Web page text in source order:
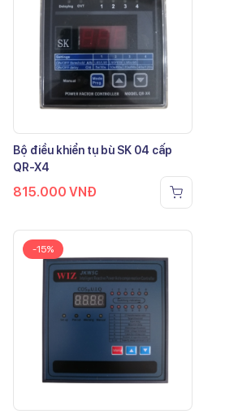
Bộ điều khiển tụ bù SK 04 cấp
QR-X4
815.000VNĐ
-15%